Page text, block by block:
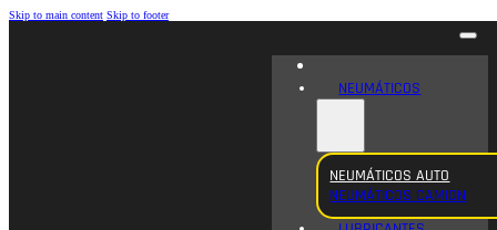
Skip to main content Skip to footer
NEUMÁTICOS
NEUMÁTICOS AUTO
NEUMÁTICOS CAMION